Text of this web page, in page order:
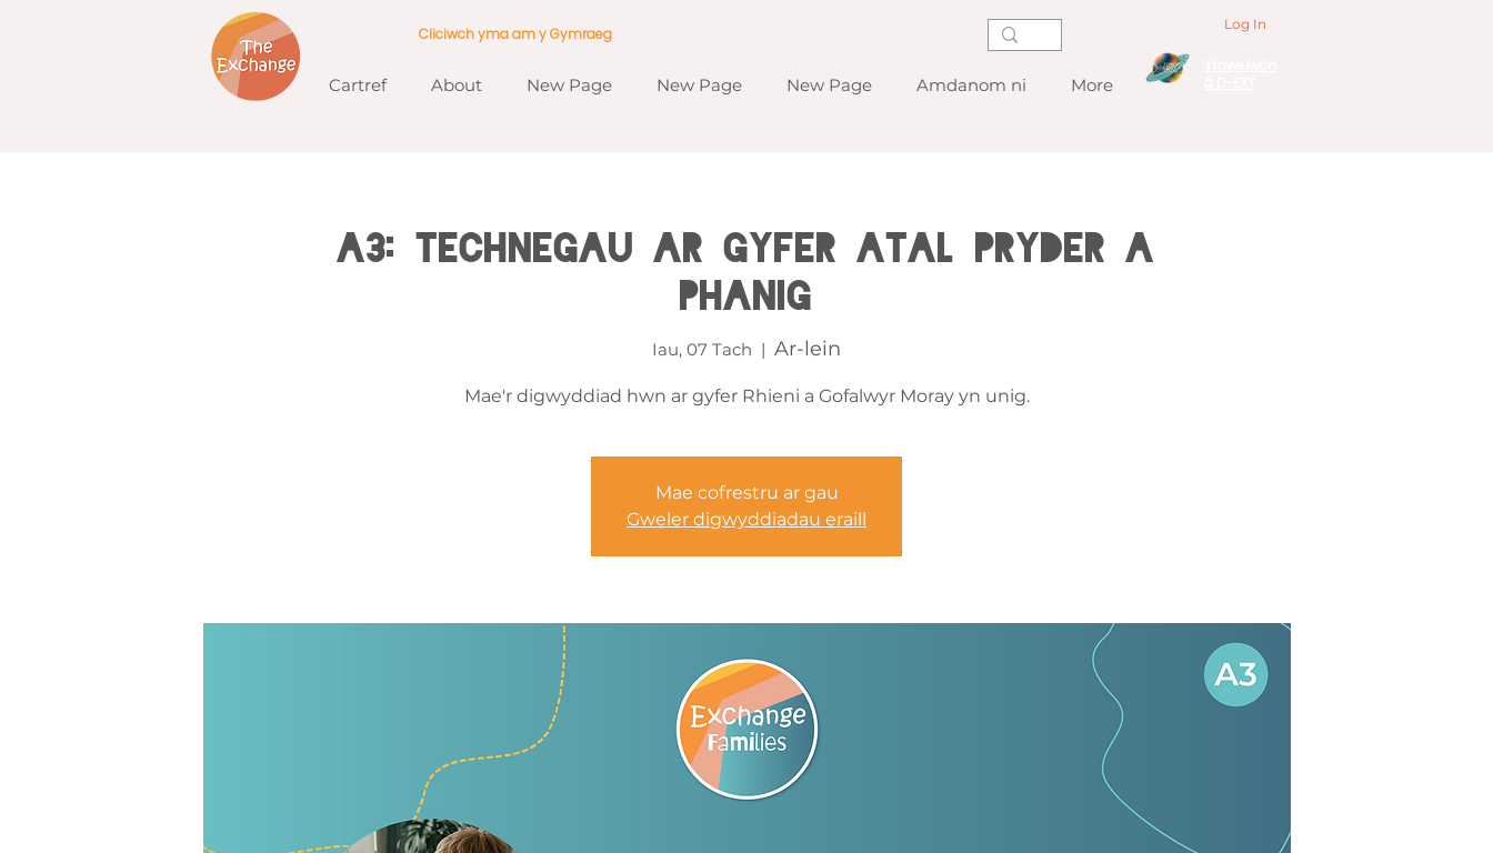
Cartref About New Page New Page New Page Amdanom ni More
Cliciwch yma am y Gymraeg
Log In
A3: Technegau ar gyfer Atal Pryder a
Phanig
Iau, 07 Tach
  |
Ar-lein
Mae'r digwyddiad hwn ar gyfer Rhieni a Gofalwyr Moray yn unig.
Mae cofrestru ar gau
Gweler digwyddiadau eraill